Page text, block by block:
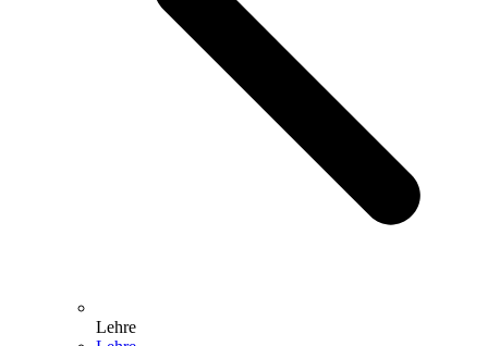
Lehre